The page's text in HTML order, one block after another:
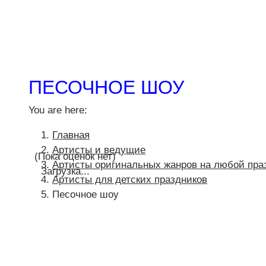
ПЕСОЧНОЕ ШОУ
You are here:
Главная
Артисты и ведущие
Артисты оригинальных жанров на любой
Артисты для детских праздников
Песочное шоу
(Пока оценок нет)
Загрузка...